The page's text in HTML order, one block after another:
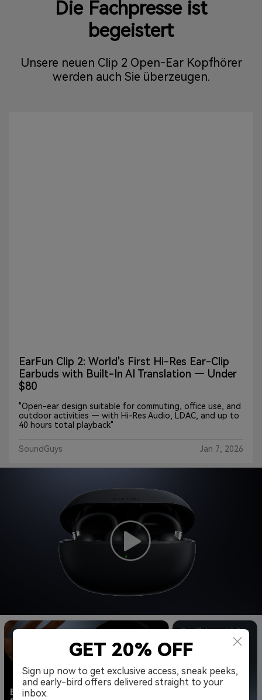
Die Fachpresse ist
begeistert
Unsere neuen Clip 2 Open-Ear Kopfhörer
werden auch Sie überzeugen.
EarFun Clip 2: World's First Hi-Res Ear-Clip
Earbuds with Built-In AI Translation — Under
$80
"Open-ear design suitable for commuting, office use, and
outdoor activities — with Hi-Res Audio, LDAC, and up to
40 hours total playback"
SoundGuys Jan 7, 2026
GET 20% OFF
Sign up now to get exclusive access, sneak peeks,
and early-bird offers delivered straight to your
inbox.